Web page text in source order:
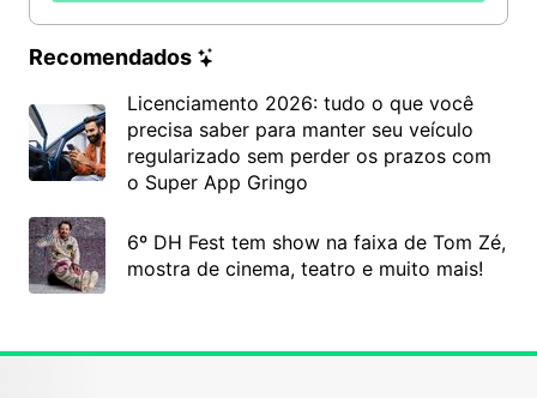
Recomendados
Licenciamento 2026: tudo o que você
precisa saber para manter seu veículo
regularizado sem perder os prazos com
o Super App Gringo
6º DH Fest tem show na faixa de Tom Zé,
mostra de cinema, teatro e muito mais!